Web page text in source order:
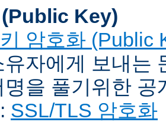
Key)
암호화 (Public
유자에게 보내는
명을 풀기위한 공
SSL/TLS 암호화